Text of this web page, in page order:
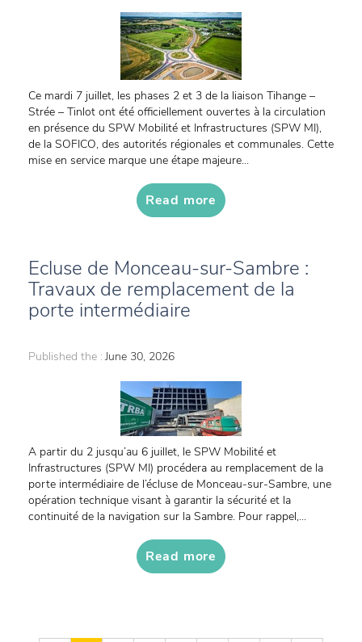
Ce mardi 7 juillet, les phases 2 et 3 de la liaison Tihange –
Strée – Tinlot ont été officiellement ouvertes à la circulation
en présence du SPW Mobilité et Infrastructures (SPW MI),
de la SOFICO, des autorités régionales et communales. Cette
mise en service marque une étape majeure...
Read more
Ecluse de Monceau-sur-Sambre :
Travaux de remplacement de la
porte intermédiaire
Published the : June 30, 2026
A partir du 2 jusqu’au 6 juillet, le SPW Mobilité et
Infrastructures (SPW MI) procédera au remplacement de la
porte intermédiaire de l’écluse de Monceau-sur-Sambre, une
opération technique visant à garantir la sécurité et la
continuité de la navigation sur la Sambre. Pour rappel,...
Read more